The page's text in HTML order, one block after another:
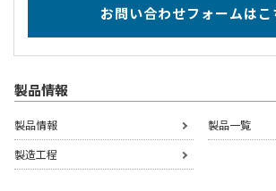
お問い合わせフォームはこ
製品情報
製品情報
製品一覧
製造工程